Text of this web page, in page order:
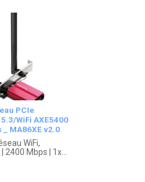
PCIe
WiFi AXE5400
MA86XE v2.0
WiFi,
2400 Mbps | 1x
| 1x slot, 228 x